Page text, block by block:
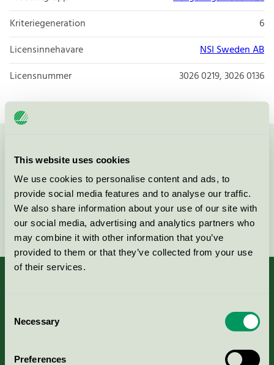
This website uses cookies
We use cookies to personalise content and ads, to
provide social media features and to analyse our traffic.
We also share information about your use of our site with
our social media, advertising and analytics partners who
may combine it with other information that you’ve
provided to them or that they’ve collected from your use
of their services.
Selection
Necessary
Preferences
Kriteriegeneration
6
Licensinnehavare
NSI Sweden AB
Licensnummer
3026 0219, 3026 0136
Kontakta oss på08-55 55 24 00
Fortsätt
Kriterier, ansökan & avgifter